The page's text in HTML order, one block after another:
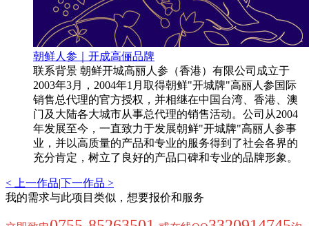
朝鲜人参｜开成高俪品牌
联系背景 朝鲜开城高丽人参（香港）有限公司成立于
2003年3月，2004年1月取得朝鲜"开城牌"高丽人参国际
销售总代理的官方授权，并相继在中国台湾、香港、澳
门及大陆各大城市从事总代理的销售活动。公司从2004
年发展至今，一直致力于发展朝鲜"开城牌"高丽人参事
业，并以高质量的产品和专业的服务得到了社会各界的
充分肯定，树立了良好的产品口碑和专业的品牌形象。
< 上一作品|下一作品 >
我的需求与此项目类似，想要报价和服务